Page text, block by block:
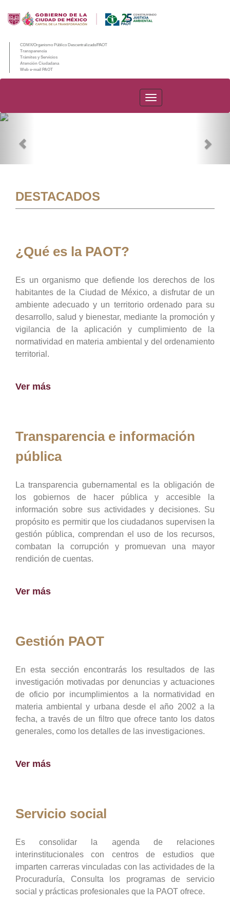
CDMX/Organismo Público Descentralizado/PAOT
Transparencia
Trámites y Servicios
Atención Ciudadana
Web e-mail PAOT
PAOT
DESTACADOS
¿Qué es la PAOT?
Es un organismo que defiende los derechos de los
habitantes de la Ciudad de México, a disfrutar de un
ambiente adecuado y un territorio ordenado para su
desarrollo, salud y bienestar, mediante la promoción y
vigilancia de la aplicación y cumplimiento de la
normatividad en materia ambiental y del ordenamiento
territorial.
Ver más
Transparencia e información
pública
La transparencia gubernamental es la obligación de
los gobiernos de hacer pública y accesible la
información sobre sus actividades y decisiones. Su
propósito es permitir que los ciudadanos supervisen la
gestión pública, comprendan el uso de los recursos,
combatan la corrupción y promuevan una mayor
rendición de cuentas.
Ver más
Gestión PAOT
En esta sección encontrarás los resultados de las
investigación motivadas por denuncias y actuaciones
de oficio por incumplimientos a la normatividad en
materia ambiental y urbana desde el año 2002 a la
fecha, a través de un filtro que ofrece tanto los datos
generales, como los detalles de las investigaciones.
Ver más
Servicio social
Es consolidar la agenda de relaciones
interinstitucionales con centros de estudios que
imparten carreras vinculadas con las actividades de la
Procuraduría, Consulta los programas de servicio
social y prácticas profesionales que la PAOT ofrece.